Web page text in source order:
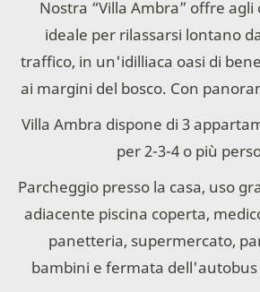
Nostra “Villa Ambra” offre
ideale per rilassarsi lontano
traffico, in un'idilliaca oasi di
ai margini del bosco. Con
Villa Ambra dispone di 3
per 2-3-4 o più
Parcheggio presso la casa, uso
adiacente piscina coperta,
panetteria, supermercato,
bambini e fermata